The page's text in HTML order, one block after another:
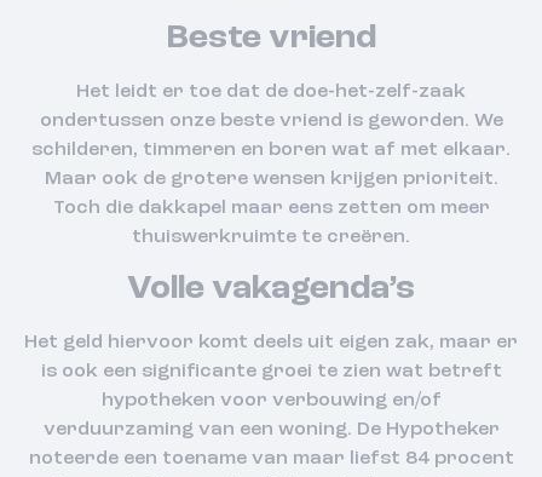
Beste vriend
Het leidt er toe dat de doe-het-zelf-zaak
ondertussen onze beste vriend is geworden. We
schilderen, timmeren en boren wat af met elkaar.
Maar ook de grotere wensen krijgen prioriteit.
Toch die dakkapel maar eens zetten om meer
thuiswerkruimte te creëren.
Volle vakagenda’s
Het geld hiervoor komt deels uit eigen zak, maar er
is ook een significante groei te zien wat betreft
hypotheken voor verbouwing en/of
verduurzaming van een woning. De Hypotheker
noteerde een toename van maar liefst 84 procent